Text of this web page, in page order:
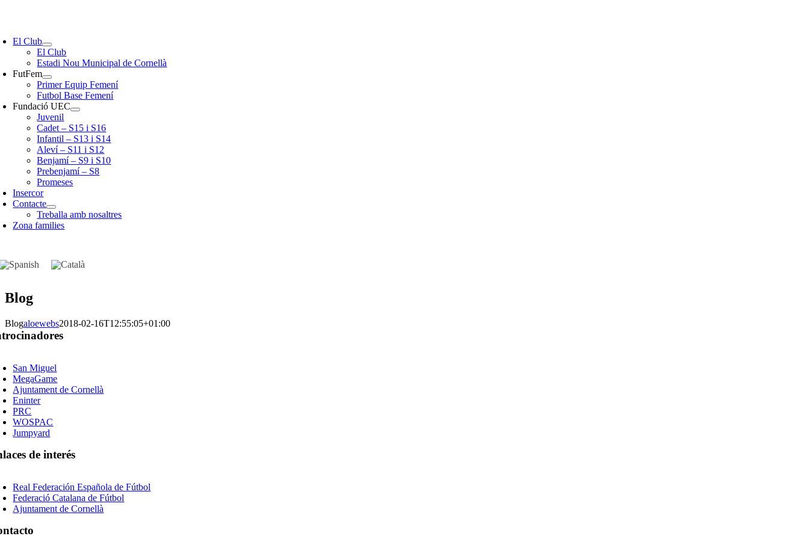
El Club
El Club
Estadi Nou Municipal de Cornellà
FutFem
Primer Equip Femení
Futbol Base Femení
Fundació UEC
Juvenil
Cadet – S15 i S16
Infantil – S13 i S14
Aleví – S11 i S12
Benjamí – S9 i S10
Prebenjamí – S8
Promeses
Insercor
Contacte
Treballa amb nosaltres
Zona families
Blog
Blogaloewebs2018-02-16T12:55:05+01:00
San Miguel
MegaGame
Ajuntament de Cornellà
Eninter
PRC
WOSPAC
Jumpyard
de interés
Real Federación Española de Fútbol
Federació Catalana de Fútbol
Ajuntament de Cornellà